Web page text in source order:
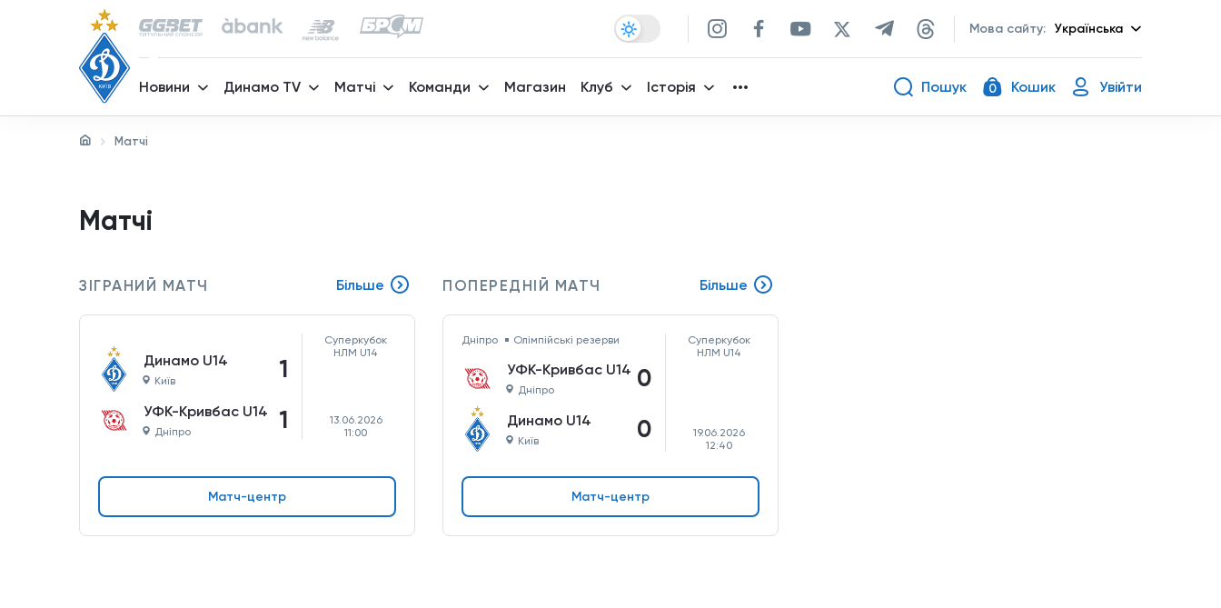
Мова сайту: Українська
Новини Динамо TV Матчі Команди Магазин Клуб Історія Пошук 0 Кошик Увійти
Матчі
Матчі
ЗІГРАНИЙ МАТЧ Більше
Динамо U14
Київ 1
УФК-Кривбас U14
Дніпро 1
Суперкубок
НЛМ U14
13.06.2026
11:00
Матч-центр
ПОПЕРЕДНІЙ МАТЧ Більше
Дніпро Олімпійські резерви
УФК-Кривбас U14
Дніпро 0
Динамо U14
Київ 0
Суперкубок
НЛМ U14
19.06.2026
12:40
Матч-центр